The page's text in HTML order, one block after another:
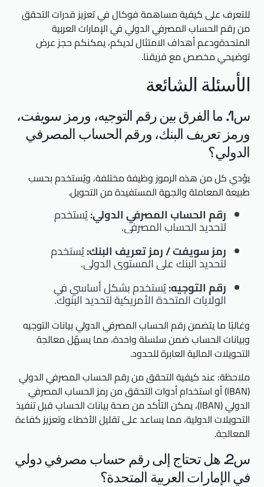
للتعرف على كيفية مساهمة فوكال في تعزيز قدرات التحقق
من رقم الحساب المصرفي الدولي في الإمارات العربية
المتحدةودعم أهداف الامتثال لديكم، يمكنكم حجز عرض
توضيحي مخصص مع فريقنا.
الأسئلة الشائعة
س1. ما الفرق بين رقم التوجيه، ورمز سويفت،
ورمز تعريف البنك، ورقم الحساب المصرفي
الدولي؟
يؤدي كل من هذه الرموز وظيفة مختلفة، ويُستخدم بحسب
طبيعة المعاملة والجهة المستفيدة من التحويل.
رقم الحساب المصرفي الدولي:يُستخدم
لتحديد الحساب المصرفي.
رمز سويفت / رمز تعريف البنك:يُستخدم
لتحديد البنك على المستوى الدولي.
رقم التوجيه:يُستخدم بشكل أساسي في
الولايات المتحدة الأمريكية لتحديد البنوك.
وغالبًا ما يتضمن رقم الحساب المصرفي الدولي بيانات التوجيه
وبيانات الحساب ضمن سلسلة واحدة، مما يسهّل معالجة
التحويلات المالية العابرة للحدود.
ملاحظة: عند كيفية التحقق من رقم الحساب المصرفي الدولي
(IBAN) أو استخدام أدوات التحقق من رمز الحساب المصرفي
الدولي (IBAN)، يمكن التأكد من صحة بيانات الحساب قبل تنفيذ
التحويلات الدولية، مما يساعد على تقليل الأخطاء وتعزيز كفاءة
المعالجة.
س2. هل تحتاج إلى رقم حساب مصرفي دولي
في الإمارات العربية المتحدة؟